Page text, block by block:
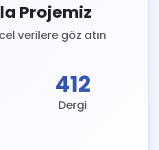
Projemiz
verilere göz atın
412
Dergi